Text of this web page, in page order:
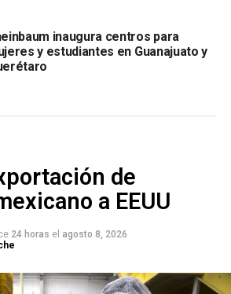
representa un peligro muy
inaugura centros para
y estudiantes en Guanajuato y
de
a EEUU
24 horas el agosto 8, 2026